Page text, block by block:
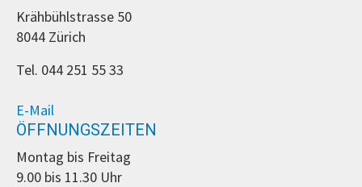
Krähbühlstrasse 50
8044 Zürich
Tel. 044 251 55 33
E-Mail
ÖFFNUNGSZEITEN
Montag bis Freitag
9.00 bis 11.30 Uhr